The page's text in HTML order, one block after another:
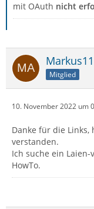
mit OAuth nicht
Markus11
Mitglied
10. November 2022 um
Danke für die Links,
verstanden.
Ich suche ein
HowTo.